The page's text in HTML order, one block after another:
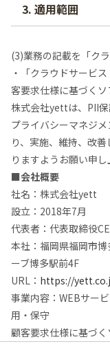
3. 適用範囲
(3)業務の記載を「ク
・「クラウドサービ
客要求仕様に基づく
株式会社yettは、PII
プライバシーマネジ
り、実施、維持、改
りますようお願い申し
■会社概要
社名：株式会社yett
設立：2018年7月
代表者：代表取締役
本社：福岡県福岡市
ーブ博多駅前4F
URL： https://
事業内容：WEBサー
用・保守
顧客要求仕様に基づ